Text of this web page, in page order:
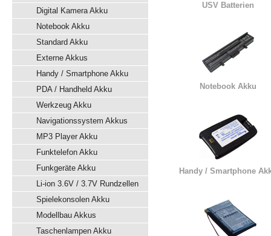
Digital Kamera Akku
Notebook Akku
Standard Akku
Externe Akkus
Handy / Smartphone Akku
PDA / Handheld Akku
Werkzeug Akku
Navigationssystem Akkus
MP3 Player Akku
Funktelefon Akku
Funkgeräte Akku
Li-ion 3.6V / 3.7V Rundzellen
Spielekonsolen Akku
Modellbau Akkus
Taschenlampen Akku
USV Batterien
Notebook Akku
Handy / Smartphone